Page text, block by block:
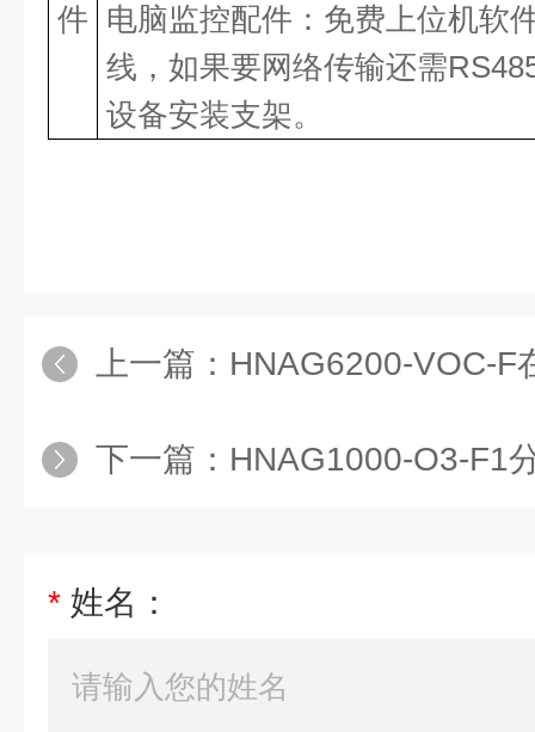
件 电脑监控配件：免费上位机软
线，如果要网络传输还需
设备安装支架。
上一篇： HNAG6200-VOC-F在线
下一篇： HNAG1000-O3-F1分体式臭氧
* 姓名：